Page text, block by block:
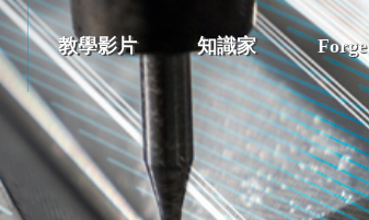
教學影片 知識家